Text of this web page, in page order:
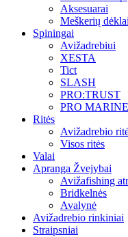
Aksesuarai
Meškerių dėklai
Spiningai
Avižadrebiui
XESTA
Tict
SLASH
PRO:TRUST
PRO MARINE
Ritės
Avižadrebio
Visos ritės
Valai
Apranga Žvejybai
Avižafishing
Bridkelnės
Avalynė
Avižadrebio rinkiniai
Straipsniai